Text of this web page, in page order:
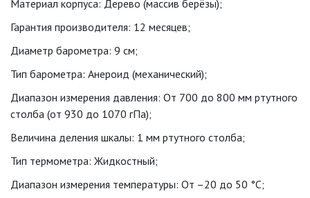
Материал корпуса: Дерево (массив берёзы);
Гарантия производителя: 12 месяцев;
Диаметр барометра: 9 см;
Тип барометра: Анероид (механический);
Диапазон измерения давления: От 700 до 800 мм ртутного
столба (от 930 до 1070 гПа);
Величина деления шкалы: 1 мм ртутного столба;
Тип термометра: Жидкостный;
Диапазон измерения температуры: От –20 до 50 °C;